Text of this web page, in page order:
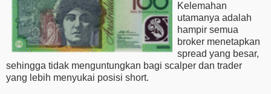
Kelemahan
utamanya adalah
hampir semua
broker menetapkan
spread yang besar,
sehingga tidak menguntungkan bagi scalper dan trader
yang lebih menyukai posisi short.